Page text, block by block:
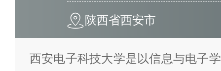
陕西省西安市
西安电子科技大学是以信息与电子